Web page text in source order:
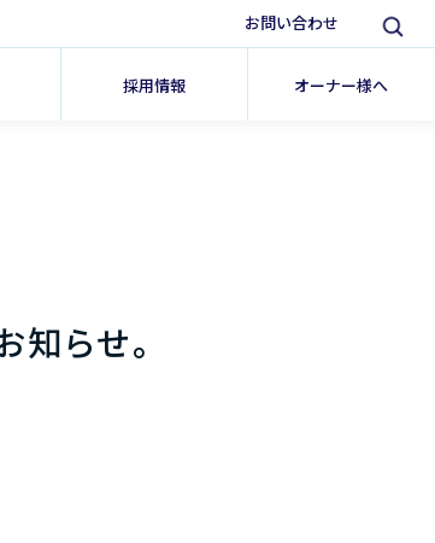
採用情報 オーナー様へ
お問い合わせ
らせ。